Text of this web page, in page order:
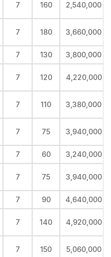
7 160 2,540,000
7 180 3,660,000
7 130 3,800,000
7 120 4,220,000
7 110 3,380,000
7 75 3,940,000
7 60 3,240,000
7 75 3,940,000
7 90 4,640,000
7 140 4,920,000
7 150 5,060,000